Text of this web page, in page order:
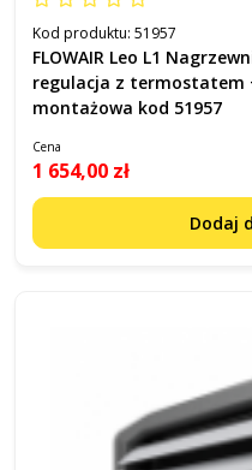
Kod produktu: 51957
FLOWAIR Leo L1
regulacja z termostatem
montażowa kod 51957
Cena
1 654,00 zł
Dodaj